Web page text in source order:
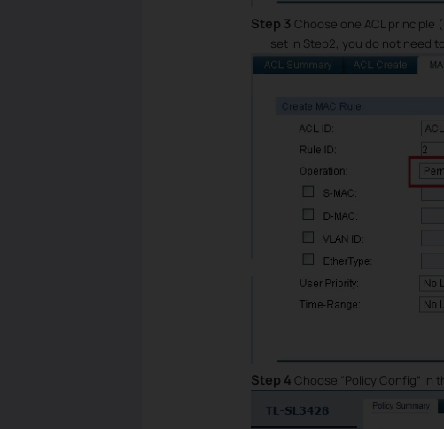
Step 3 Choose one ACL principle
set in Step2, you do not need
Step 4 Choose “Policy Config” in